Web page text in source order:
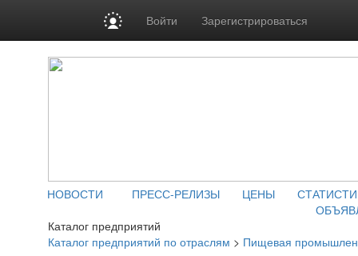
Войти Зарегистрироваться
НОВОСТИ ПРЕСС-РЕЛИЗЫ ЦЕНЫ
Каталог предприятий
Каталог предприятий по отраслям > Пищевая